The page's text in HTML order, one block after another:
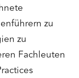
zu
zu
Fachleuten